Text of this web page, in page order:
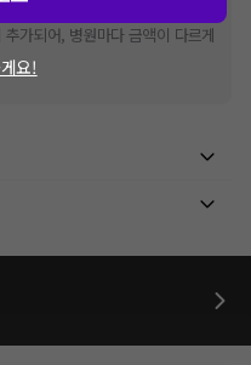
가되어, 병원마다 금액이 다르게
요!